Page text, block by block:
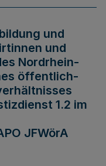
und
und
Nordrhein-
öffentlich-
1.2 im
JFWörA